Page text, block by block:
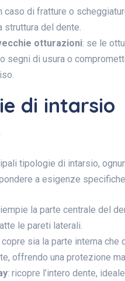
caso di fratture o
del dente.
otturazioni: se le
segni di usura o
di intarsio
tipologie di intarsio,
a esigenze
la parte centrale del
le pareti laterali.
copre sia la parte interna che
offrendo una protezione
: ricopre l’intero dente,